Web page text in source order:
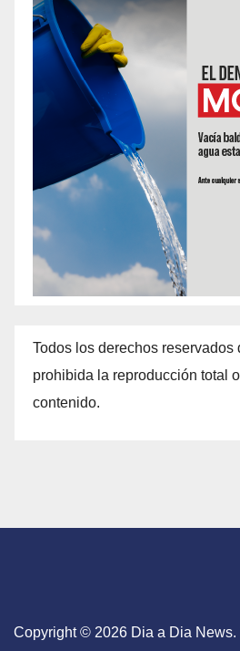
Todos los derechos reservados
prohibida la reproducción total
contenido.
Copyright © 2026 Dia a Dia News.